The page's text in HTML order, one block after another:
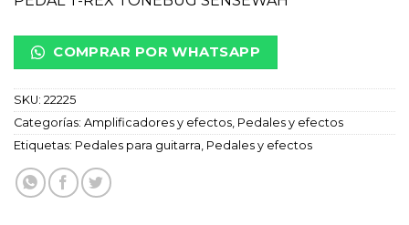
COMPRAR POR WHATSAPP
SKU: 22225
Categorías: Amplificadores y efectos Pedales y efectos
Etiquetas: Pedales para guitarra Pedales y efectos